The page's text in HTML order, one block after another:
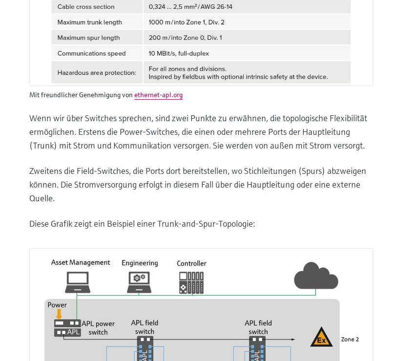
Mit freundlicher Genehmigung von ethernet-apl.org
Wenn wir über Switches sprechen, sind zwei Punkte zu erwähnen, die topologische Flexibilität
ermöglichen. Erstens die Power-Switches, die einen oder mehrere Ports der Hauptleitung
(Trunk) mit Strom und Kommunikation versorgen. Sie werden von außen mit Strom versorgt.
Zweitens die Field-Switches, die Ports dort bereitstellen, wo Stichleitungen (Spurs) abzweigen
können. Die Stromversorgung erfolgt in diesem Fall über die Hauptleitung oder eine externe
Quelle.
Diese Grafik zeigt ein Beispiel einer Trunk-and-Spur-Topologie: